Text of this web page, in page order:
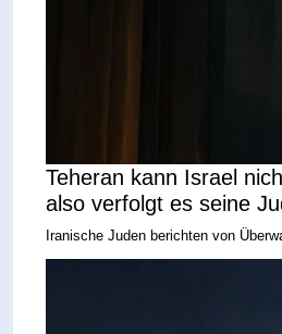
Teheran kann Israel
also verfolgt es seine
Iranische Juden berichten von